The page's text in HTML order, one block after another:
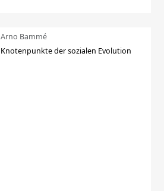
Arno Bammé
Knotenpunkte der sozialen Evolution